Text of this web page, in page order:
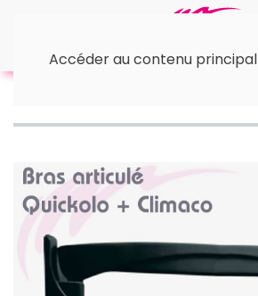
Accéder au contenu principal